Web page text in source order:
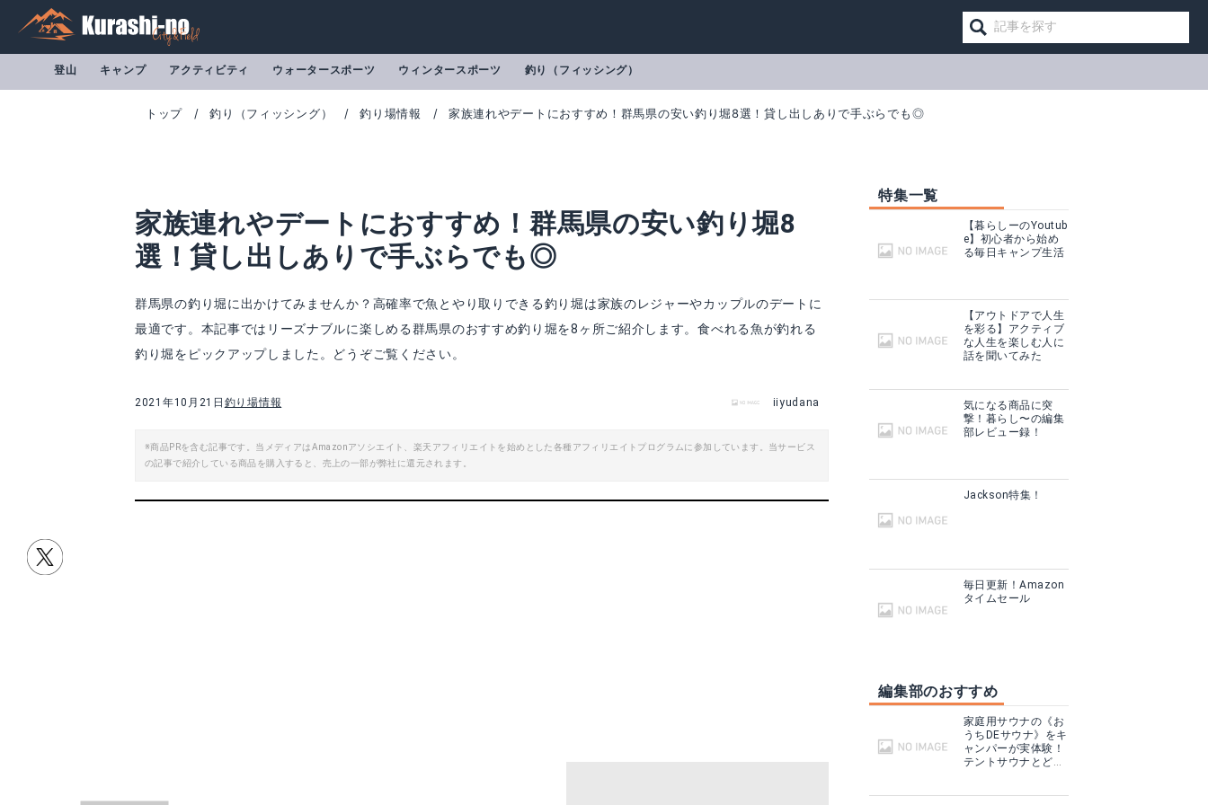
登山 キャンプ アクティビティ ウォータースポーツ ウィンタースポーツ 釣り（フィッシング）
トップ 釣り（フィッシング） 釣り場情報 家族連れやデートにおすすめ！群馬県の安い釣り堀8選！貸し出しありで手ぶらでも◎
家族連れやデートにおすすめ！群馬県の安い釣り堀8
選！貸し出しありで手ぶらでも◎
群馬県の釣り堀に出かけてみませんか？高確率で魚とやり取りできる釣り堀は家族のレジャーやカップルのデートに
最適です。本記事ではリーズナブルに楽しめる群馬県のおすすめ釣り堀を8ヶ所ご紹介します。食べれる魚が釣れる
釣り堀をピックアップしました。どうぞご覧ください。
2021年10月21日 釣り場情報 iiyudana
※商品PRを含む記事です。当メディアはAmazonアソシエイト、楽天アフィリエイトを始めとした各種アフィリエイトプログラムに参加しています。当サービス
の記事で紹介している商品を購入すると、売上の一部が弊社に還元されます。
特集一覧
【暮らしーのYoutub
e】初心者から始め
る毎日キャンプ生活
【アウトドアで人生
を彩る】アクティブ
な人生を楽しむ人に
話を聞いてみた
気になる商品に突
撃！暮らし〜の編集
部レビュー録！
Jackson特集！
毎日更新！Amazon
タイムセール
編集部のおすすめ
家庭用サウナの《お
うちDEサウナ》をキ
ャンパーが実体験！
テントサウナとどこ